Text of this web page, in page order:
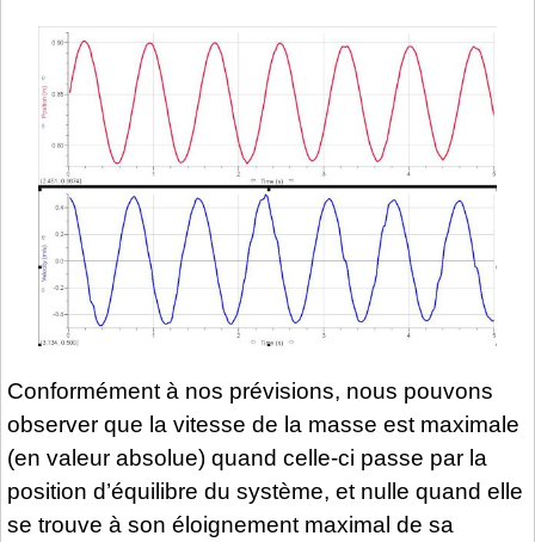
Conformément à nos prévisions, nous pouvons
observer que la vitesse de la masse est maximale
(en valeur absolue) quand celle-ci passe par la
position d’équilibre du système, et nulle quand elle
se trouve à son éloignement maximal de sa